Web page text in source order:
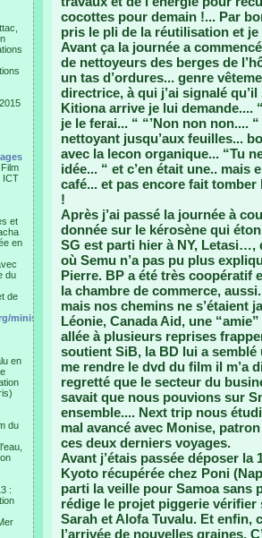
ICT
et
en
du
de
minisites/migrantscene
en
du
:
cocottes pour demain !... Par
pris le pli de la réutilisation et
Avant ça la journée a
de nettoyeurs des berges de
un tas d’ordures... genre
directrice, à qui j’ai signalé
Kitiona arrive je lui demande....
je le ferai... “ “’Non non non....
nettoyant jusqu’aux feuilles...
avec la lecon organique... “Tu
idée... “ et c’en était une.. mais
café... et pas encore fait
!
Après j’ai passé la journée à
donnée sur le kérosène qui
SG est parti hier à NY, Letasi…,
où Semu n’a pas pu plus
Pierre. BP a été très coopératif
la chambre de commerce,
mais nos chemins ne s’étaient
Léonie, Canada Aid, une
allée à plusieurs reprises
soutient SiB, la BD lui a
me rendre le dvd du film il m’a
regretté que le secteur du
savait que nous pouvions sur
ensemble.... Next trip nous
mal avancé avec Monise,
ces deux derniers voyages.
Avant j’étais passée déposer
Kyoto récupérée chez Poni
parti la veille pour Samoa sans
rédige le projet piggerie vérifier
Sarah et Alofa Tuvalu. Et enfin,
l’arrivée de nouvelles graines.